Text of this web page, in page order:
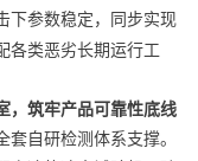
下参数稳定，同步实现
各类恶劣长期运行工
，筑牢产品可靠性底线
自研检测体系支撑。